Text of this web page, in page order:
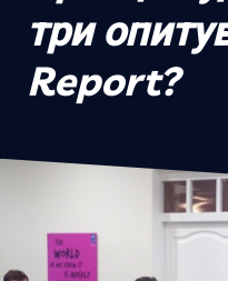
три
Report?